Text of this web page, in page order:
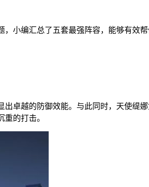
小编汇总了五套最强阵容，能够有效
卓越的防御效能。与此同时，天使缇
的打击。